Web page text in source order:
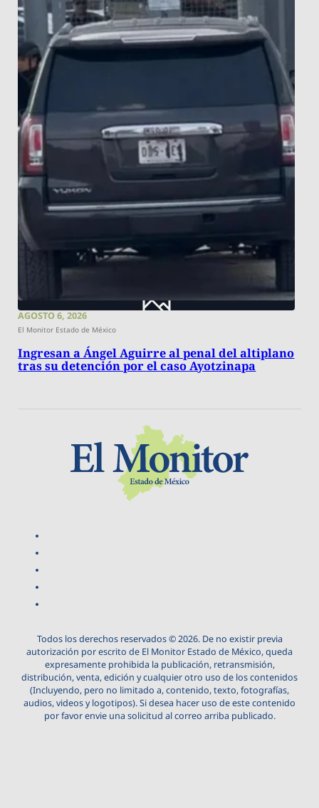
AGOSTO 6, 2026
El Monitor Estado de México
Ingresan a Ángel Aguirre al penal del altiplano
tras su detención por el caso Ayotzinapa
Todos los derechos reservados © 2026. De no existir previa
autorización por escrito de El Monitor Estado de México, queda
expresamente prohibida la publicación, retransmisión,
distribución, venta, edición y cualquier otro uso de los contenidos
(Incluyendo, pero no limitado a, contenido, texto, fotografías,
audios, videos y logotipos). Si desea hacer uso de este contenido
por favor envie una solicitud al correo arriba publicado.